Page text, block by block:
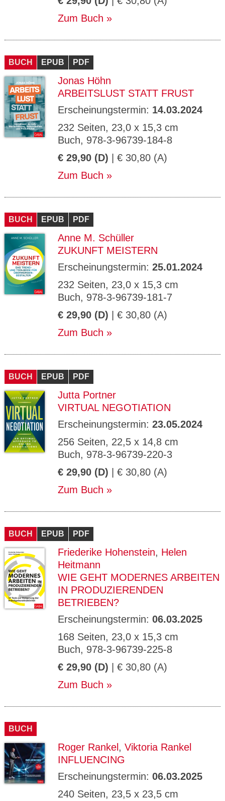
Zum Buch
BUCH EPUB PDF
Jonas Höhn
ARBEITSLUST STATT FRUST
Erscheinungstermin: 14.03.2024
232 Seiten, 23,0 x 15,3 cm
Buch, 978-3-96739-184-8
€ 29,90 (D) | € 30,80 (A)
Zum Buch
BUCH EPUB PDF
Anne M. Schüller
ZUKUNFT MEISTERN
Erscheinungstermin: 25.01.2024
232 Seiten, 23,0 x 15,3 cm
Buch, 978-3-96739-181-7
€ 29,90 (D) | € 30,80 (A)
Zum Buch
BUCH EPUB PDF
Jutta Portner
VIRTUAL NEGOTIATION
Erscheinungstermin: 23.05.2024
256 Seiten, 22,5 x 14,8 cm
Buch, 978-3-96739-220-3
€ 29,90 (D) | € 30,80 (A)
Zum Buch
BUCH EPUB PDF
Friederike Hohenstein, Helen
Heitmann
WIE GEHT MODERNES ARBEITEN
IN PRODUZIERENDEN
BETRIEBEN?
Erscheinungstermin: 06.03.2025
168 Seiten, 23,0 x 15,3 cm
Buch, 978-3-96739-225-8
€ 29,90 (D) | € 30,80 (A)
Zum Buch
BUCH
Roger Rankel , Viktoria Rankel
INFLUENCING
Erscheinungstermin: 06.03.2025
240 Seiten, 23,5 x 23,5 cm